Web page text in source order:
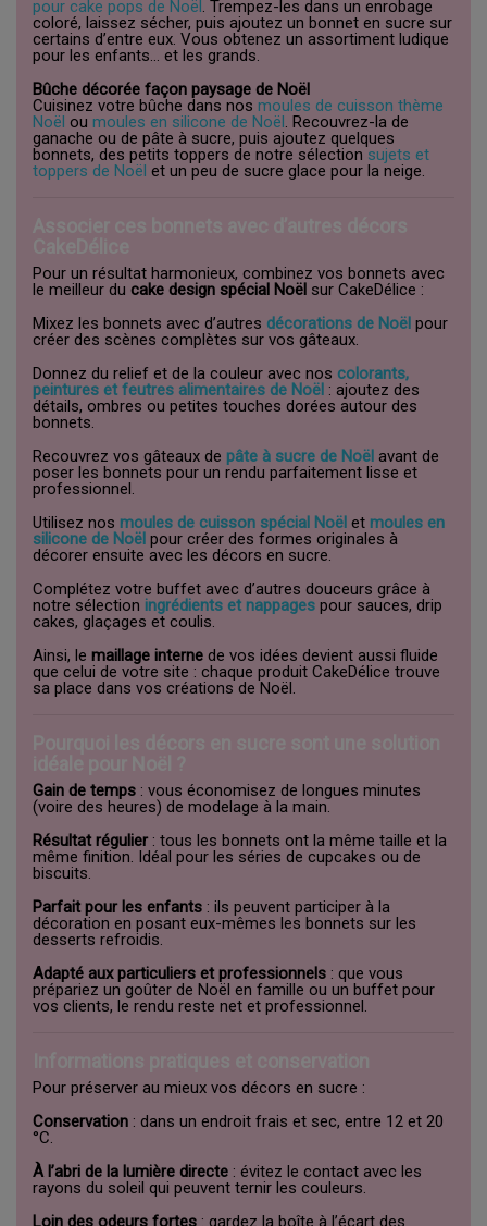
pour cake pops de Noël . Trempez-les dans un enrobage
coloré, laissez sécher, puis ajoutez un bonnet en sucre sur
certains d’entre eux. Vous obtenez un assortiment ludique
pour les enfants… et les grands.
Bûche décorée façon paysage de Noël
Cuisinez votre bûche dans nos moules de cuisson thème
Noël ou moules en silicone de Noël . Recouvrez-la de
ganache ou de pâte à sucre, puis ajoutez quelques
bonnets, des petits toppers de notre sélection sujets et
toppers de Noël et un peu de sucre glace pour la neige.
Pour un résultat harmonieux, combinez vos bonnets avec
le meilleur du cake design spécial Noël sur CakeDélice :
Mixez les bonnets avec d’autres décorations de Noël pour
créer des scènes complètes sur vos gâteaux.
Donnez du relief et de la couleur avec nos colorants,
peintures et feutres alimentaires de Noël : ajoutez des
détails, ombres ou petites touches dorées autour des
bonnets.
Recouvrez vos gâteaux de pâte à sucre de Noël avant de
poser les bonnets pour un rendu parfaitement lisse et
professionnel.
Utilisez nos moules de cuisson spécial Noël et moules en
silicone de Noël pour créer des formes originales à
décorer ensuite avec les décors en sucre.
Complétez votre buffet avec d’autres douceurs grâce à
notre sélection ingrédients et nappages pour sauces, drip
cakes, glaçages et coulis.
Ainsi, le maillage interne de vos idées devient aussi fluide
que celui de votre site : chaque produit CakeDélice trouve
sa place dans vos créations de Noël.
Gain de temps : vous économisez de longues minutes
(voire des heures) de modelage à la main.
Résultat régulier: tous les bonnets ont la même taille et la
même finition. Idéal pour les séries de cupcakes ou de
biscuits.
Parfait pour les enfants : ils peuvent participer à la
décoration en posant eux-mêmes les bonnets sur les
desserts refroidis.
Adapté aux particuliers et professionnels : que vous
prépariez un goûter de Noël en famille ou un buffet pour
vos clients, le rendu reste net et professionnel.
Pour préserver au mieux vos décors en sucre :
Conservation : dans un endroit frais et sec, entre 12 et 20
°C.
À l’abri de la lumière directe : évitez le contact avec les
rayons du soleil qui peuvent ternir les couleurs.
Loin des odeurs fortes : gardez la boîte à l’écart des